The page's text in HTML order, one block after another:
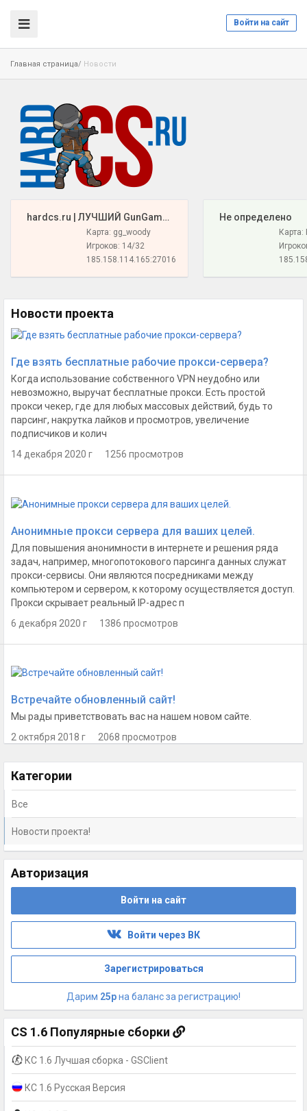
Войти на сайт
Главная страница/ Новости
️ hardcs.ru | ЛУЧШИЙ GunGame 16+{РУНЫ И ПУШКИ}
Карта: gg_woody
Игроков: 14/32
185.158.114.165:27016
️ Не определено
Новости проекта
Где взять бесплатные рабочие прокси-сервера?
Когда использование собственного VPN неудобно или
невозможно, выручат бесплатные прокси. Есть простой
прокси чекер, где для любых массовых действий, будь то
парсинг, накрутка лайков и просмотров, увеличение
подписчиков и колич
14 декабря 2020 г 1256 просмотров
Анонимные прокси сервера для ваших целей.
Для повышения анонимности в интернете и решения ряда
задач, например, многопотокового парсинга данных служат
прокси-сервисы. Они являются посредниками между
компьютером и сервером, к которому осуществляется доступ.
Прокси скрывает реальный IP-адрес п
6 декабря 2020 г 1386 просмотров
Встречайте обновленный сайт!
Мы рады приветствовать вас на нашем новом сайте.
2 октября 2018 г 2068 просмотров
Категории
Все
Новости проекта!
Авторизация
Войти на сайт
Войти через ВК
Зарегистрироваться
Дарим 25рна баланс за регистрацию!
CS 1.6 Популярные сборки
КС 1.6 Лучшая сборка - GSClient
КС 1.6 Русская Версия